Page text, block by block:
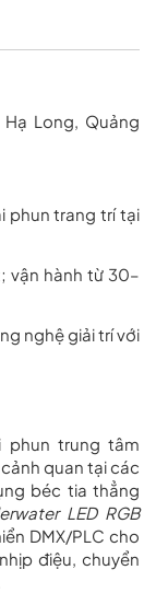
Long, Quảng
phun trang trí tại
vận hành từ 30–
nghệ giải trí với
phun trung tâm
quan tại các
béc tia thẳng
LED RGB
DMX/PLC cho
điệu, chuyển